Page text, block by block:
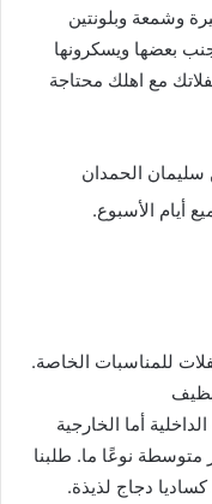
وشمعة وبلونتين
بعضها ويسكرونها
مع اهلك محتاجة
سليمان الحمدان
للمناسبات الخاصة.
أما الخارجية
متوسطة نوعًا ما. طلبنا
دجاج لذيذة.